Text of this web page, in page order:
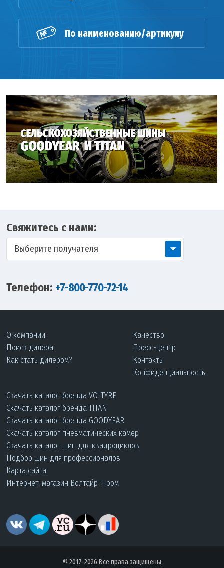
По наименованию/артикулу
Свяжитесь с нами:
Выберите получателя
Телефон: +7-800-770-72-14
О компании
Поиск дилера
Как стать дилером?
Качество
Пресс-центр
Контакты
Конфиденциальность
Скачать каталог бренда VOLTYRE
Скачать каталог бренда TITAN
Скачать каталог бренда GOODYEAR
Скачать каталог пневматических камер
Скачать каталог шин для квадроциклов
Подбор шин для профессионалов
Карта сайта
Интернет-магазин Волтайр-Пром
© 2017-2026 Все права защищены